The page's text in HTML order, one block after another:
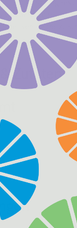
D3 und
Kalzium nach
sehr leicht zu
Zutaten